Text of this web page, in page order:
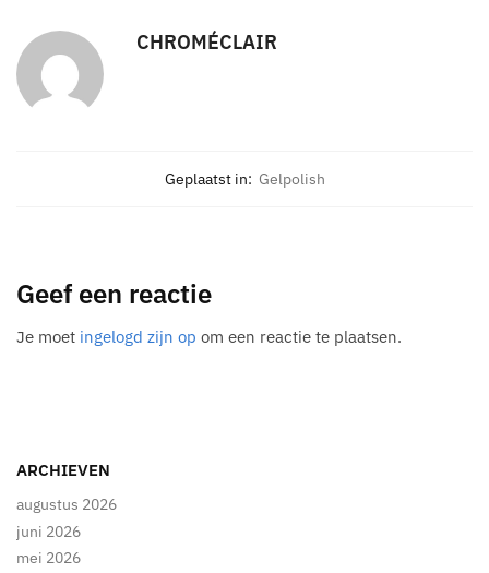
CHROMÉCLAIR
Geplaatst in: Gelpolish
Geef een reactie
Je moet ingelogd zijn op om een reactie te plaatsen.
ARCHIEVEN
augustus 2026
juni 2026
mei 2026